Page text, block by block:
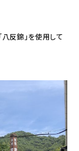
反錦」を使用して